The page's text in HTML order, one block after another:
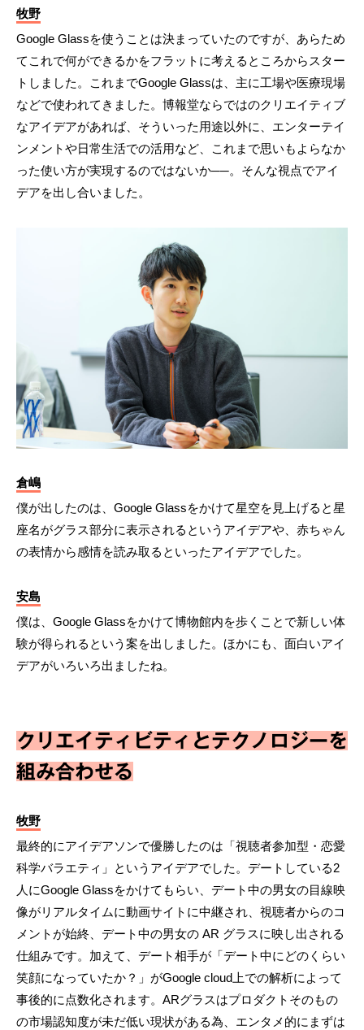
牧野
Google Glassを使うことは決まっていたのですが、あらため
てこれで何ができるかをフラットに考えるところからスター
トしました。これまでGoogle Glassは、主に工場や医療現場
などで使われてきました。博報堂ならではのクリエイティブ
なアイデアがあれば、そういった用途以外に、エンターテイ
ンメントや日常生活での活用など、これまで思いもよらなか
った使い方が実現するのではないか──。そんな視点でアイ
デアを出し合いました。
倉嶋
僕が出したのは、Google Glassをかけて星空を見上げると星
座名がグラス部分に表示されるというアイデアや、赤ちゃん
の表情から感情を読み取るといったアイデアでした。
安島
僕は、Google Glassをかけて博物館内を歩くことで新しい体
験が得られるという案を出しました。ほかにも、面白いアイ
デアがいろいろ出ましたね。
クリエイティビティとテクノロジーを
組み合わせる
牧野
最終的にアイデアソンで優勝したのは「視聴者参加型・恋愛
科学バラエティ」というアイデアでした。デートしている2
人にGoogle Glassをかけてもらい、デート中の男女の目線映
像がリアルタイムに動画サイトに中継され、視聴者からのコ
メントが始終、デート中の男女の AR グラスに映し出される
仕組みです。加えて、デート相手が「デート中にどのくらい
笑顔になっていたか？」がGoogle cloud上での解析によって
事後的に点数化されます。ARグラスはプロダクトそのもの
の市場認知度が未だ低い現状がある為、エンタメ的にまずは